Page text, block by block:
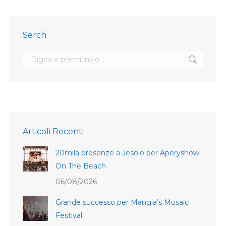
Serch
Search:
Articoli Recenti
20mila presenze a Jesolo per Aperyshow
On The Beach
06/08/2026
Grande successo per Mangia’s Musaic
Festival